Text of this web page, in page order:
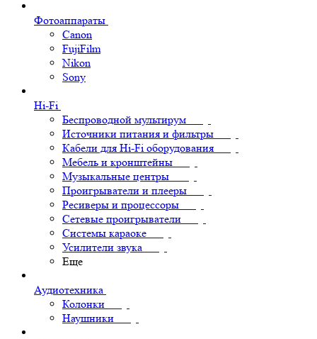
Фотоаппараты
Canon
FujiFilm
Nikon
Sony
Hi-Fi
Беспроводной мультирум
Источники питания и фильтры
Кабели для Hi-Fi оборудования
Мебель и кронштейны
Музыкальные центры
Проигрыватели и плееры
Ресиверы и процессоры
Сетевые проигрыватели
Системы караоке
Усилители звука
Еще
Аудиотехника
Колонки
Наушники